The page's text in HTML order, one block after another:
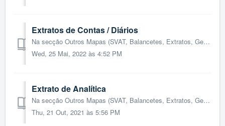
Extratos de Contas / Diários
Na secção Outros Mapas (SVAT, Balancetes, Extratos, Gestão), por acesso à opção de menu Contabilidade > Relatórios, é disponibilizado o acesso a Extrato...
Wed, 25 Mai, 2022 às 4:52 PM
Extrato de Analítica
Na secção Outros Mapas (SVAT, Balancetes, Extratos, Gestão), por acesso à opção de menu Contabilidade > Relatórios, é disponibilizado o acesso a Extrato...
Thu, 21 Out, 2021 às 5:56 PM